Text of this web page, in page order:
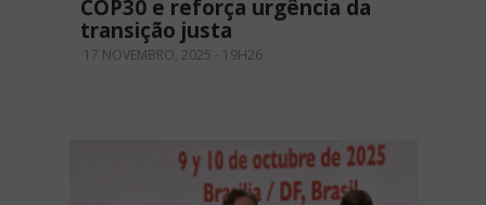
COP30 e reforça urgência da
transição justa
17 NOVEMBRO, 2025 - 19H26